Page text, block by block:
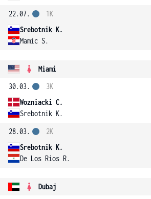
22.07.
Srebotnik K.
Mamic S.
1K
Miami
30.03.
Wozniacki C.
Srebotnik K.
3K
28.03.
Srebotnik K.
De Los Rios R.
2K
Dubaj